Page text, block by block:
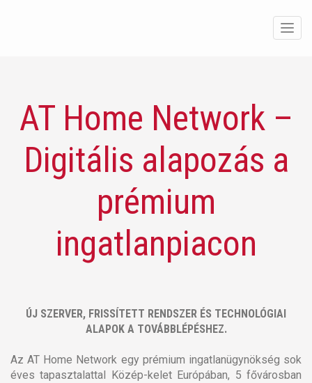
AT Home Network –
Digitális alapozás a
prémium
ingatlanpiacon
ÚJ SZERVER, FRISSÍTETT RENDSZER ÉS TECHNOLÓGIAI
ALAPOK A TOVÁBBLÉPÉSHEZ.
Az AT Home Network egy prémium ingatlanügynökség sok
éves tapasztalattal Közép-kelet Európában, 5 fővárosban